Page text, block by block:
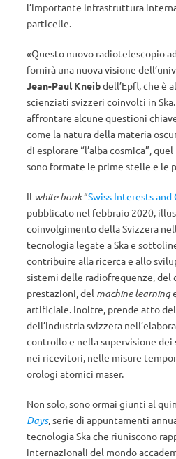
l’importante infrastruttura
particelle.
«Questo nuovo radiotelescopio
fornirà una nuova visione
Jean-Paul Kneibdell’Epfl, che è
scienziati svizzeri coinvolti in
affrontare alcune questioni
come la natura della materia
di esplorare “l’alba cosmica”,
sono formate le prime stelle e le
Il white book“Swiss Interests
pubblicato nel febbraio 2020,
coinvolgimento della Svizzera
tecnologia legate a Ska e
contribuire alla ricerca e allo
sistemi delle radiofrequenze, del
prestazioni, del machine learning
artificiale. Inoltre, prende atto
dell’industria svizzera
controllo e nella supervisione
nei ricevitori, nelle misure
orologi atomici maser.
Non solo, sono ormai giunti al
Days, serie di appuntamenti
tecnologia Ska che riuniscono
internazionali del mondo